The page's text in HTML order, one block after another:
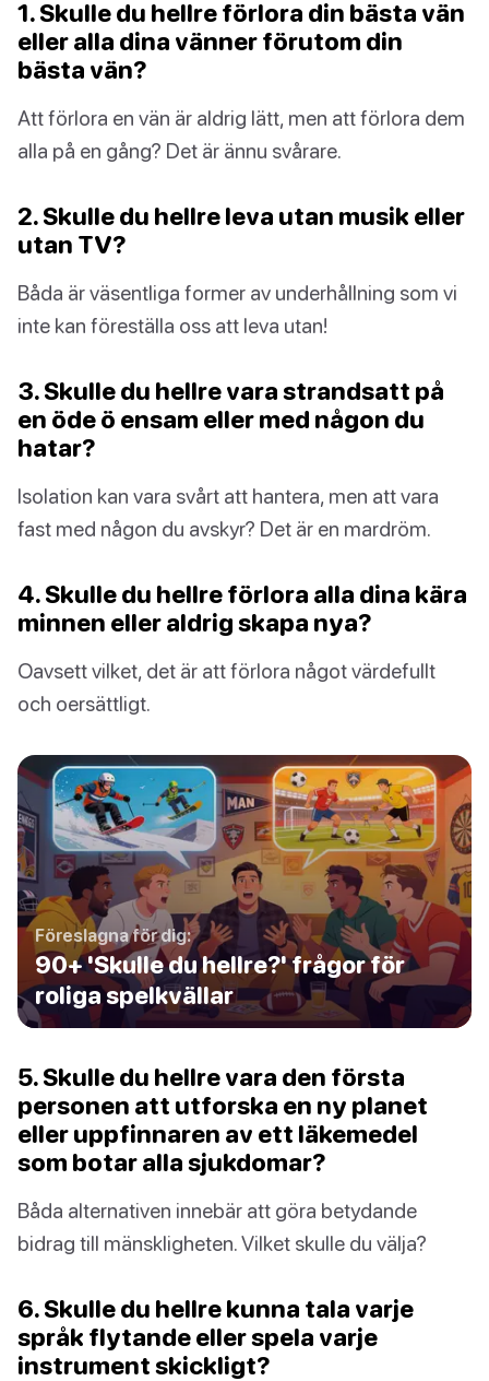
1. Skulle du hellre förlora din bästa vän
eller alla dina vänner förutom din
bästa vän?
Att förlora en vän är aldrig lätt, men att förlora dem
alla på en gång? Det är ännu svårare.
2. Skulle du hellre leva utan musik eller
utan TV?
Båda är väsentliga former av underhållning som vi
inte kan föreställa oss att leva utan!
3. Skulle du hellre vara strandsatt på
en öde ö ensam eller med någon du
hatar?
Isolation kan vara svårt att hantera, men att vara
fast med någon du avskyr? Det är en mardröm.
4. Skulle du hellre förlora alla dina kära
minnen eller aldrig skapa nya?
Oavsett vilket, det är att förlora något värdefullt
och oersättligt.
Föreslagna för dig:
90+ 'Skulle du hellre?' frågor för
roliga spelkvällar
5. Skulle du hellre vara den första
personen att utforska en ny planet
eller uppfinnaren av ett läkemedel
som botar alla sjukdomar?
Båda alternativen innebär att göra betydande
bidrag till mänskligheten. Vilket skulle du välja?
6. Skulle du hellre kunna tala varje
språk flytande eller spela varje
instrument skickligt?